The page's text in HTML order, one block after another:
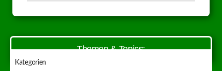
Themen & Topics:
Kategorien